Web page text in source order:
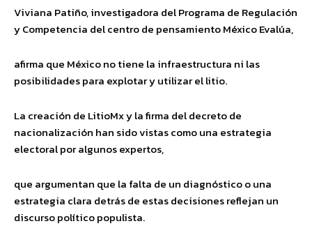
Viviana Patiño, investigadora del Programa de Regulación
y Competencia del centro de pensamiento México Evalúa,
afirma que México no tiene la infraestructura ni las
posibilidades para explotar y utilizar el litio.
La creación de LitioMx y la firma del decreto de
nacionalización han sido vistas como una estrategia
electoral por algunos expertos,
que argumentan que la falta de un diagnóstico o una
estrategia clara detrás de estas decisiones reflejan un
discurso político populista.